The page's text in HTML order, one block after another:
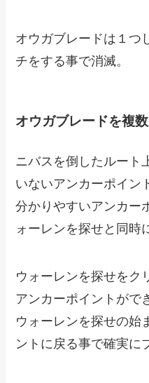
オウガブレードは１つ
チをする事で消滅。
オウガブレードを複
ニバスを倒したルート
いないアンカーポイン
分かりやすいアンカー
ォーレンを探せと同時
ウォーレンを探せをク
アンカーポイントがで
ウォーレンを探せの始
ントに戻る事で確実に